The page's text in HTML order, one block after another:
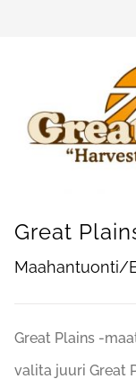
Great
Maahantuonti/
Great Plains -
valita juuri Great